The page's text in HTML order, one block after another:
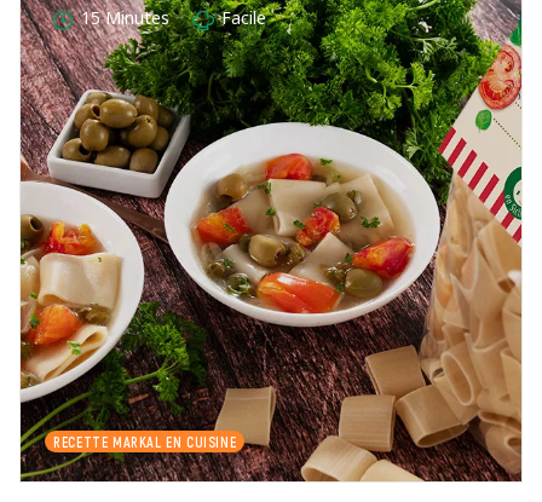
RECETTE MARKAL EN CUISINE
15 Minutes Facile